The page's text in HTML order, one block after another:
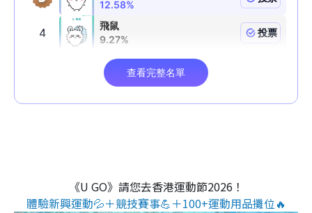
《U GO》請您去香港運動節2026！
體驗新興運動💦＋競技賽事💪＋100+運動用品攤位🔥